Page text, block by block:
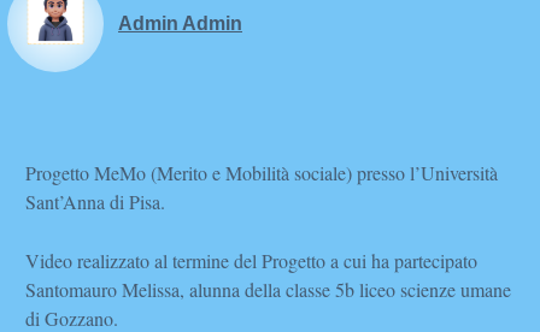
Admin Admin
Progetto MeMo (Merito e Mobilità sociale) presso l’Università
Sant’Anna di Pisa.
Video realizzato al termine del Progetto a cui ha partecipato
Santomauro Melissa, alunna della classe 5b liceo scienze umane
di Gozzano.